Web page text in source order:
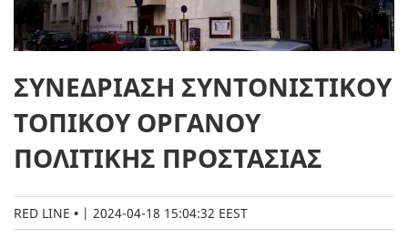
ΣΥΝΕΔΡΙΑΣΗ ΣΥΝΤΟΝΙΣΤΙΚΟΥ
ΤΟΠΙΚΟΥ ΟΡΓΑΝΟΥ
ΠΟΛΙΤΙΚΗΣ ΠΡΟΣΤΑΣΙΑΣ
RED LINE | 2024-04-18 15:04:32 EEST